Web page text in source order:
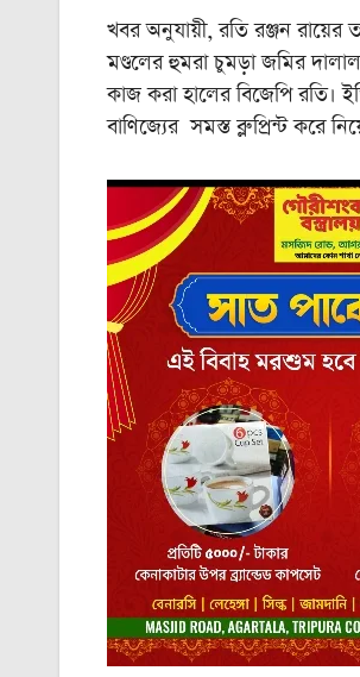
খবর অনুযায়ী, রতি রঞ্জন রায়ের
মণ্ডলের হুমরা চুমড়া জমির
কাজ করা হালের বিজেপি রতি।
বাণিজ্যের সমস্ত ব্লু প্রিন্ট করে